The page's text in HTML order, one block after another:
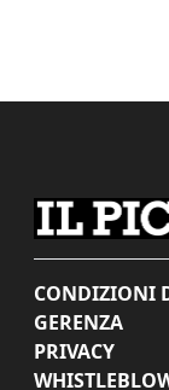
CONDIZIONI
GERENZA
PRIVACY